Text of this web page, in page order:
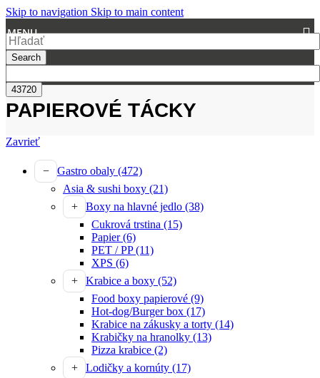
Skip to navigation Skip to main content
MENU
Search
PAPIEROVÉ TÁCKY
Zavrieť
Gastro obaly (472)
Asia & sushi boxy (21)
Boxy na hlavné jedlo (38)
Cukrová trstina (15)
Papier(6)
PET / PP(11)
XPS (6)
Krabice a boxy (52)
Food boxy papierové (9)
Hot-dog/Burger box (17)
Krabice na zákusky a torty (14)
Krabičky na hranolky (13)
Pizza krabice (2)
Lodičky a kornúty (17)